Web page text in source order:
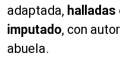
o
r
d
adaptada, halladas
imputado, con
abuela.